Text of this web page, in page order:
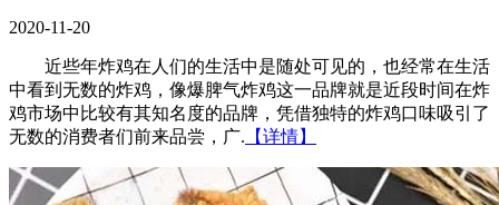
2020-11-20
近些年炸鸡在人们的生活中是随处可见的，也经常在生活
中看到无数的炸鸡，像爆脾气炸鸡这一品牌就是近段时间在炸
鸡市场中比较有其知名度的品牌，凭借独特的炸鸡口味吸引了
无数的消费者们前来品尝，广. 【详情】